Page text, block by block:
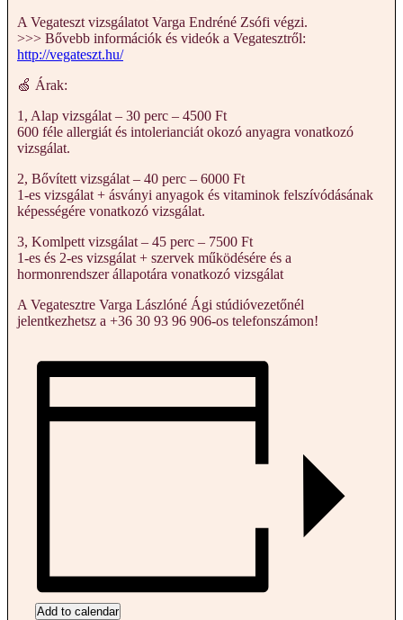
A Vegateszt vizsgálatot Varga Endréné Zsófi végzi.
>>> Bővebb információk és videók a Vegatesztről:
http://vegateszt.hu/
🍏 Árak:
1, Alap vizsgálat – 30 perc – 4500 Ft
600 féle allergiát és intolerianciát okozó anyagra vonatkozó
vizsgálat.
2, Bővített vizsgálat – 40 perc – 6000 Ft
1-es vizsgálat + ásványi anyagok és vitaminok felszívódásának
képességére vonatkozó vizsgálat.
3, Komlpett vizsgálat – 45 perc – 7500 Ft
1-es és 2-es vizsgálat + szervek működésére és a
hormonrendszer állapotára vonatkozó vizsgálat
A Vegatesztre Varga Lászlóné Ági stúdióvezetőnél
jelentkezhetsz a +36 30 93 96 906-os telefonszámon!
Add to calendar